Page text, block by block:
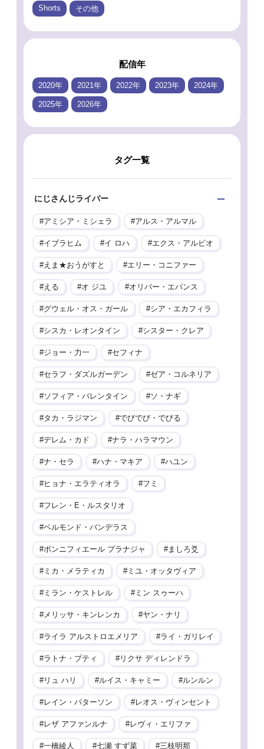
Shorts その他
配信年
2020年 2021年 2022年 2023年 2024年
2025年 2026年
タグ一覧
にじさんじライバー
アミシア・ミシェラ アルス・アルマル
イブラヒム イ ロハ エクス・アルビオ
えま★おうがすと エリー・コニファー
える オ ジユ オリバー・エバンス
グウェル・オス・ガール シア・エカフィラ
シスカ・レオンタイン シスター・クレア
ジョー・力一 セフィナ
セラフ・ダズルガーデン ゼア・コルネリア
ソフィア・バレンタイン ソ・ナギ
タカ・ラジマン でびでび・でびる
デレム・カド ナラ・ハラマウン
ナ・セラ ハナ・マキア ハユン
ヒョナ・エラティオラ フミ
フレン・E・ルスタリオ
ベルモンド・バンデラス
ボンニフィエール プラナジャ ましろ爻
ミカ・メラティカ ミユ・オッタヴィア
ミラン・ケストレル ミン スゥーハ
メリッサ・キンレンカ ヤン・ナリ
ライラ アルストロエメリア ライ・ガリレイ
ラトナ・プティ リクサ ディレンドラ
リュ ハリ ルイス・キャミー ルンルン
レイン・パターソン レオス・ヴィンセント
レザ アファンルナ レヴィ・エリファ
一橋綾人 七瀬 すず菜 三枝明那